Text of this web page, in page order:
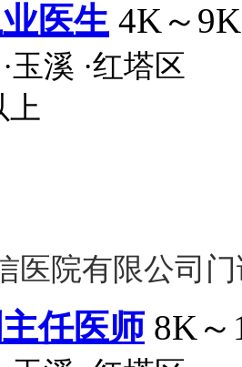
医生 4K～9K
·玉溪 ·红塔区
上
医院有限公司
任医师 8K～